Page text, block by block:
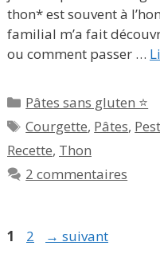
thon* est souvent à
familial m’a fait
ou comment passer …
Catégories
Pâtes sans gluten ⭐
Étiquettes
Courgette, Pâtes,
Recette, Thon
2 commentaires
Page
1 Page
2 → suivant